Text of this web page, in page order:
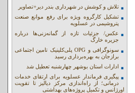
تلاش و کوشش در شهرداری بندر دیر+تصاویر
تشکیل کارگروه ویژه برای رفع موانع صنعت
پتروشیمی در عسلویه
عکس/ جزئیات تازه از گمانه‌زنی‌ها درباره
جزیره خارگ
سونوگرافی و OPG پلی‌کلینیک تامین اجتماعی
برازجان به بهره‌برداری رسید
ادارات استان بوشهر چهارشنبه تعطیل شد
پیگیری فرماندار عسلویه برای ارتقای خدمات
درمانی؛ از راه‌اندازی مرکز دیالیز تا تقویت
اورژانس و تکمیل پروژه‌های بهداشتی